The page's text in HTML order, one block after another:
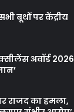
बूथों पर केंद्रीय
अवॉर्ड 2026
राजद का हमला,